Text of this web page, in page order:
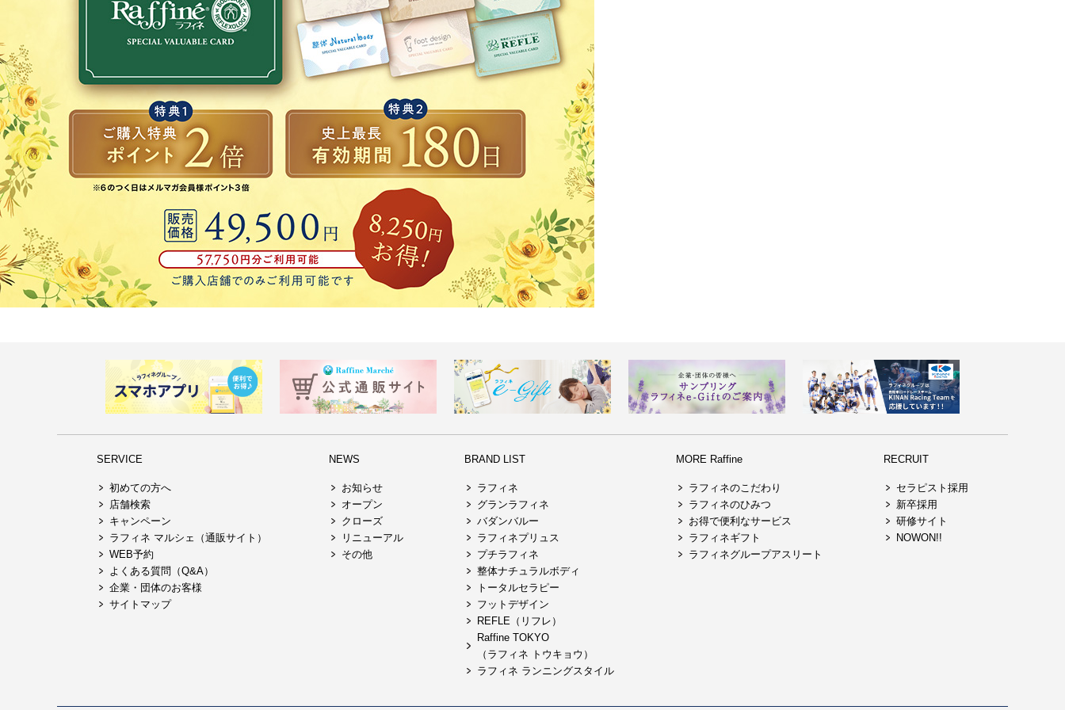
SERVICE
初めての方へ
店舗検索
キャンペーン
ラフィネ マルシェ（通販サイト）
WEB予約
よくある質問（Q&A）
企業・団体のお客様
サイトマップ
NEWS
お知らせ
オープン
クローズ
リニューアル
その他
BRAND LIST
ラフィネ
グランラフィネ
バダンバルー
ラフィネプリュス
プチラフィネ
整体ナチュラルボディ
トータルセラピー
フットデザイン
REFLE（リフレ）
Raffine TOKYO
（ラフィネ トウキョウ）
ラフィネ ランニングスタイル
MORE Raffine
ラフィネのこだわり
ラフィネのひみつ
お得で便利なサービス
ラフィネギフト
ラフィネグループアスリート
RECRUIT
セラピスト採用
新卒採用
研修サイト
NOWON!!